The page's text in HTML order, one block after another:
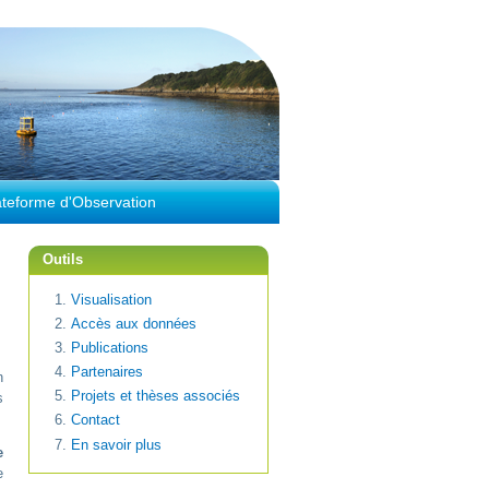
d'Observation
Outils
Visualisation
Accès aux données
Publications
Partenaires
Projets et thèses associés
Contact
En savoir plus